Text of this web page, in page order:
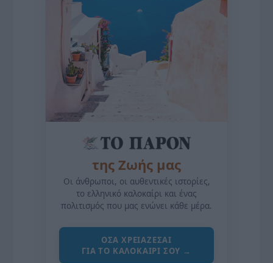
της Ζωής μας
Οι άνθρωποι, οι αυθεντικές ιστορίες,
το ελληνικό καλοκαίρι και ένας
πολιτισμός που μας ενώνει κάθε μέρα.
ΌΣΑ ΧΡΕΙΆΖΕΣΑΙ
ΓΙΑ ΤΟ ΚΑΛΟΚΑΊΡΙ ΣΟΥ →